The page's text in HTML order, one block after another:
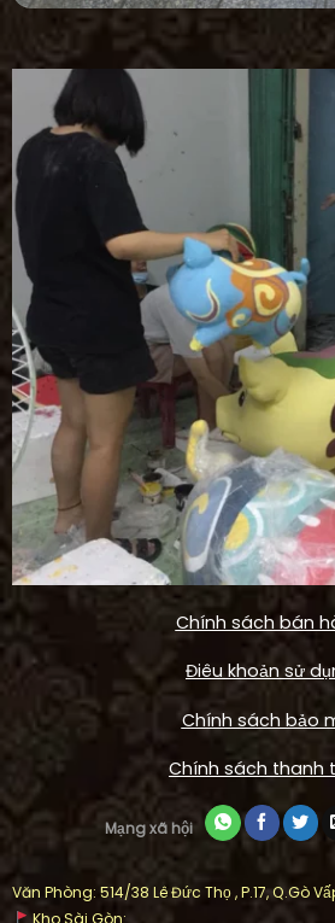
Chính sách bán
Điêu khoản sử
Chính sách bảo
Chính sách thanh
Mạng xã hội
Văn Phòng: 514/38 Lê Đức Thọ , P.17, Q.Gò